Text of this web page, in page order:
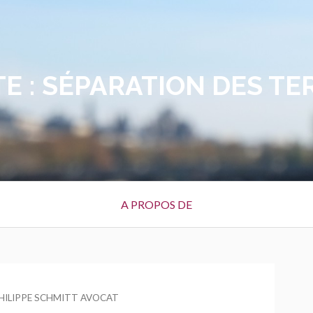
: SÉPARATION DES
A PROPOS DE
SCHMITT AVOCAT